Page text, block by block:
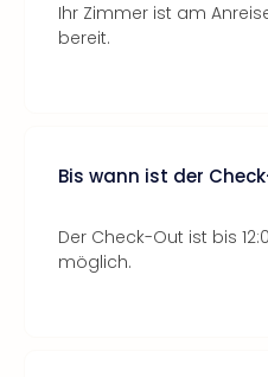
Ihr Zimmer ist am
bereit.
Bis wann ist der
Der Check-Out ist bis
möglich.